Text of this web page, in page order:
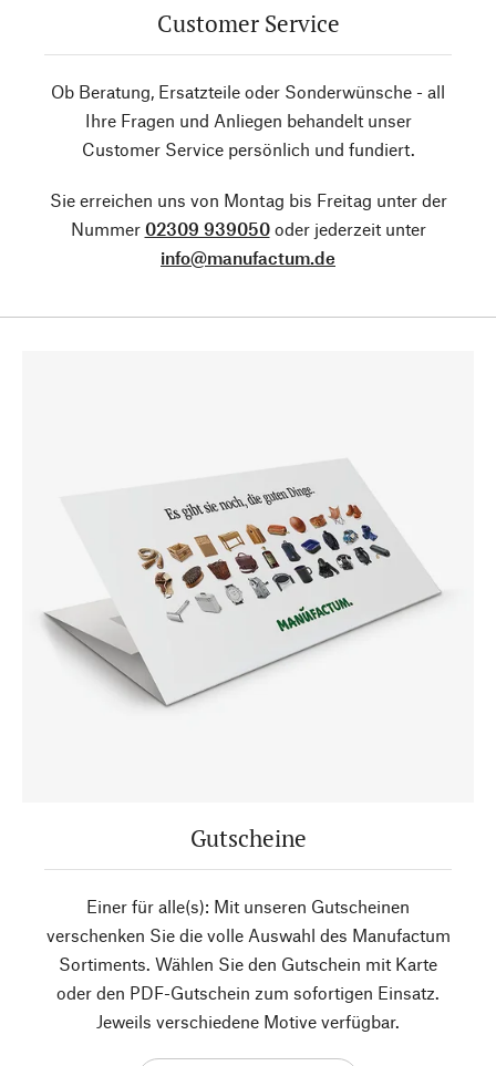
Customer Service
Ob Beratung, Ersatzteile oder Sonderwünsche - all
Ihre Fragen und Anliegen behandelt unser
Customer Service persönlich und fundiert.
Sie erreichen uns von Montag bis Freitag unter der
Nummer 02309 939050oder jederzeit unter
info@manufactum.de
Gutscheine
Einer für alle(s): Mit unseren Gutscheinen
verschenken Sie die volle Auswahl des Manufactum
Sortiments. Wählen Sie den Gutschein mit Karte
oder den PDF-Gutschein zum sofortigen Einsatz.
Jeweils verschiedene Motive verfügbar.